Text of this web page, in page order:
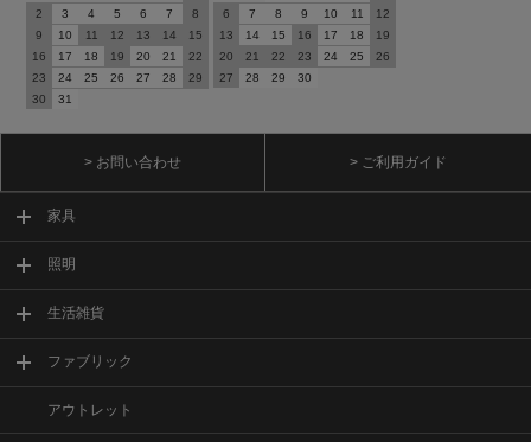
2
3 4 5 6 7
8
9
10 11 12 13 14
15
16
17 18 19 20 21
22
23
24 25 26 27 28
29
30
31
6
7 8 9 10 11
12
13
14 15 16 17 18
19
20
21 22 23 24 25
26
27
28 29 30
> お問い合わせ > ご利用ガイド
家具
照明
生活雑貨
ファブリック
アウトレット